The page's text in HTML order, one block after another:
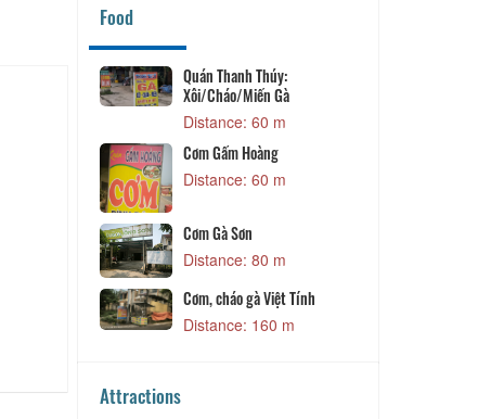
Food
Quán Thanh Thúy:
Xôi/Cháo/Miến Gà
Cơm Gấm Hoàng
Distance: 60 m
Distance: 80 m
Cơm, cháo gà Việt Tính
Distance: 160 m
Attractions